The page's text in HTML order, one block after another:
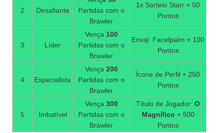
2 Desafiante
Partidas com o
Brawler
1x Sorteio Starr + 50
Pontos
3 Líder
Vença 100
Partidas com o
Brawler
Emoji: Facelpalm + 100
Pontos
4 Especialista
Vença 200
Partidas com o
Brawler
Ícone de Perfil + 250
Pontos
5 Imbatível
Vença 300
Partidas com o
Brawler
Título de Jogador: O
Magnífico + 500
Pontos